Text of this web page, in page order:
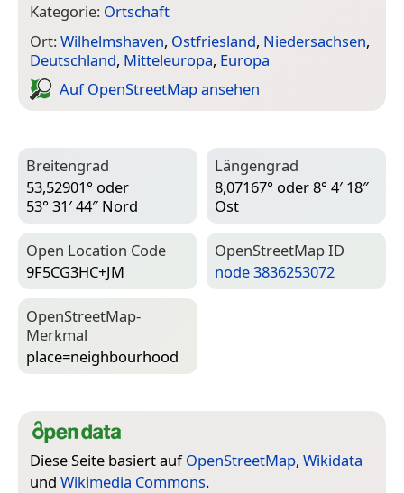
Kategorie: Ortschaft
Ort:Wilhelmshaven, Ostfriesland, Niedersachsen,
Deutschland, Mitteleuropa, Europa
Auf Open­Street­Map ansehen
Breitengrad
53,52901° oder
53° 31′ 44″ Nord
Längengrad
8,07167° oder 8° 4′ 18″
Ost
Open Location Code
9F5CG3HC+JM
Open­Street­Map ID
node 3836253072
Open­Street­Map-
Merkmal
place=­neighbourhood
Diese Seite basiert aufOpenStreetMap, Wikidata
und Wikimedia Commons.